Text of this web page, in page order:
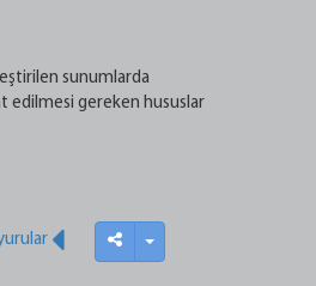
sunumlarda
edilmesi gereken hususlar